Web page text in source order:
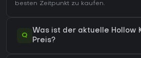
besten Zeitpunkt zu kaufen.
Q
Was ist der aktuelle Hollow
Preis?